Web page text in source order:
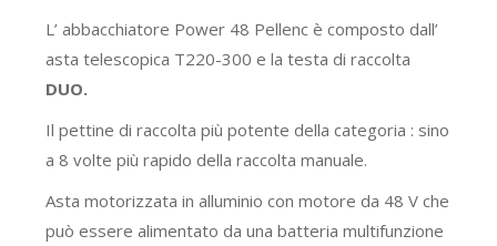
L’ abbacchiatore Power 48 Pellenc è composto dall’
asta telescopica T220-300 e la testa di raccolta
DUO.
Il pettine di raccolta più potente della categoria : sino
a 8 volte più rapido della raccolta manuale.
Asta motorizzata in alluminio con motore da 48 V che
può essere alimentato da una batteria multifunzione